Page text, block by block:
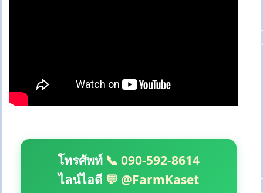
โทรศัพท์ 📞 090-592-8614
ไลน์ไอดี 💬 @FarmKaset